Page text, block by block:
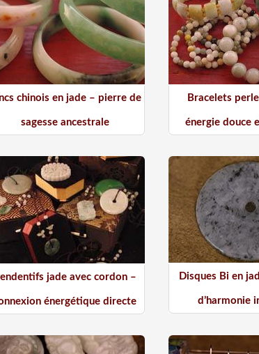
chinois en jade – pierre de
sagesse ancestrale
Bracelets
énergie douce
jade avec cordon –
énergétique directe
Disques Bi en
d’harmonie